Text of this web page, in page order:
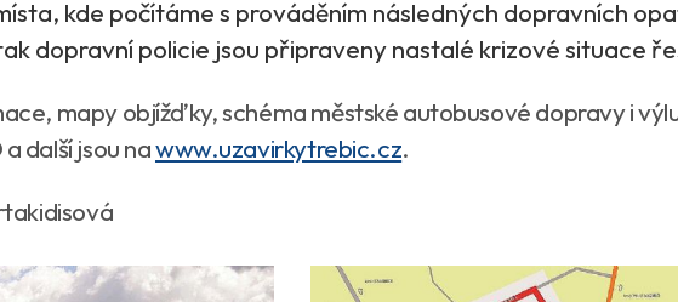
kde počítáme s prováděním následných dopravních
dopravní policie jsou připraveny nastalé krizové situace
mapy objížďky, schéma městské autobusové dopravy i
další jsou nawww.uzavirkytrebic.cz.